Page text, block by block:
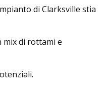
di Clarksville stia
mix di rottami e